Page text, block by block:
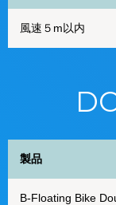
風速５m以内
製品
B-Floating Bike